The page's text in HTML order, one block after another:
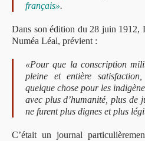
français».
Dans son édition du 28 juin 1912,
Numéa Léal, prévient :
«Pour que la conscription
pleine et entière
quelque chose pour les
avec plus d’humanité, plus de
ne furent plus dignes et plus
C’était un journal